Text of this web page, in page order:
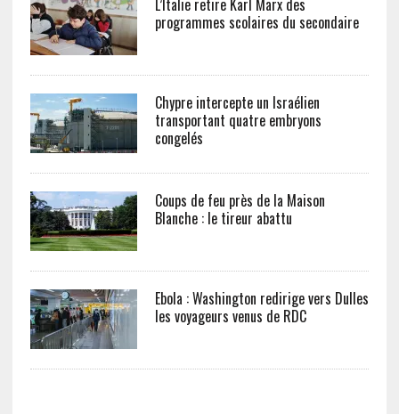
L’Italie retire Karl Marx des
programmes scolaires du secondaire
Chypre intercepte un Israélien
transportant quatre embryons
congelés
Coups de feu près de la Maison
Blanche : le tireur abattu
Ebola : Washington redirige vers Dulles
les voyageurs venus de RDC